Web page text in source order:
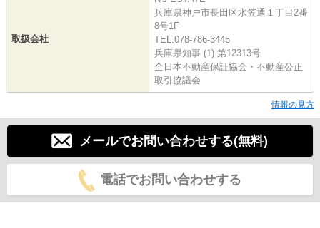
取扱会社
兵庫県神戸市長田区水笠通１丁目2番
8号1F
TEL:078-786-3445
兵庫県知事 (1) 第12313号
全日本不動産保証協会・不動産公正
取引協議会
情報の見方
メールでお問い合わせする(無料)
電話でお問い合わせする